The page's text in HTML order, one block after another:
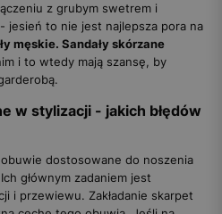
z grubym swetrem i
jesień to nie jest najlepsza pora na
męskie. Sandały skórzane
i to wtedy mają szansę, by
w stylizacji - jakich błędów
dostosowane do noszenia
głównym zadaniem jest
i przewiewu. Zakładanie skarpet